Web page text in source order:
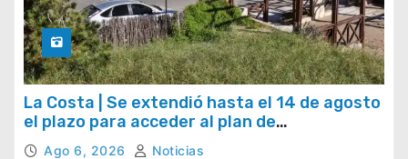
La Costa | Se extendió hasta el 14 de agosto
el plazo para acceder al plan de
regularización de tasas municipales
Ago 6, 2026 Noticias